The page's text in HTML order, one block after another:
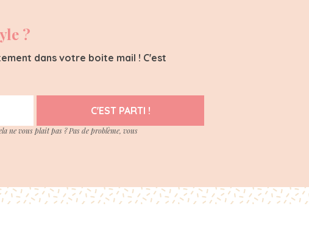
?
dans votre boite mail ! C'est
C'EST PARTI !
ne vous plait pas ? Pas de problème, vous